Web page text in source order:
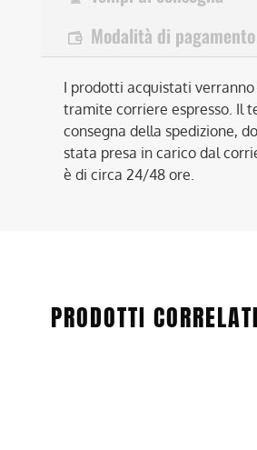
Modalità di pagamento
I prodotti acquistati
tramite corriere espresso. Il
consegna della spedizione,
stata presa in carico dal
è di circa 24/48 ore.
PRODOTTI CORRELATI